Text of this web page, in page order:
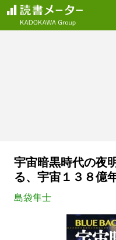
宇宙暗黒時代の夜
る、宇宙１３８億
島袋隼士